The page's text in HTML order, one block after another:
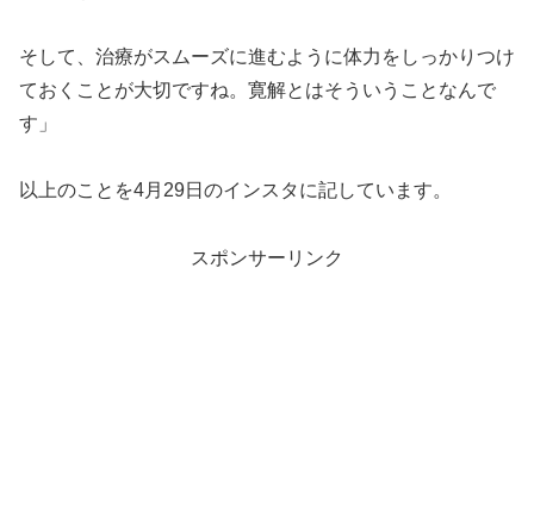
そして、治療がスムーズに進むように体力をしっかりつけ
ておくことが大切ですね。寛解とはそういうことなんで
す」
以上のことを4月29日のインスタに記しています。
スポンサーリンク